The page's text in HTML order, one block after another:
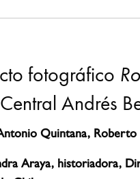
fotográfico
Andrés
Quintana,
Araya, historiadora,